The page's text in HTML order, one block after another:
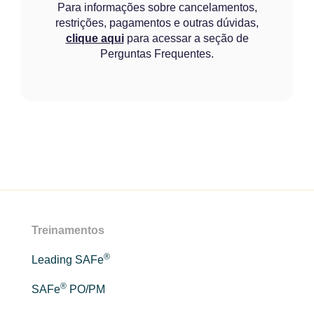
Para informações sobre cancelamentos,
restrições, pagamentos e outras dúvidas,
clique aquipara acessar a seção de
Perguntas Frequentes.
Treinamentos
Leading SAFe®
SAFe® PO/PM